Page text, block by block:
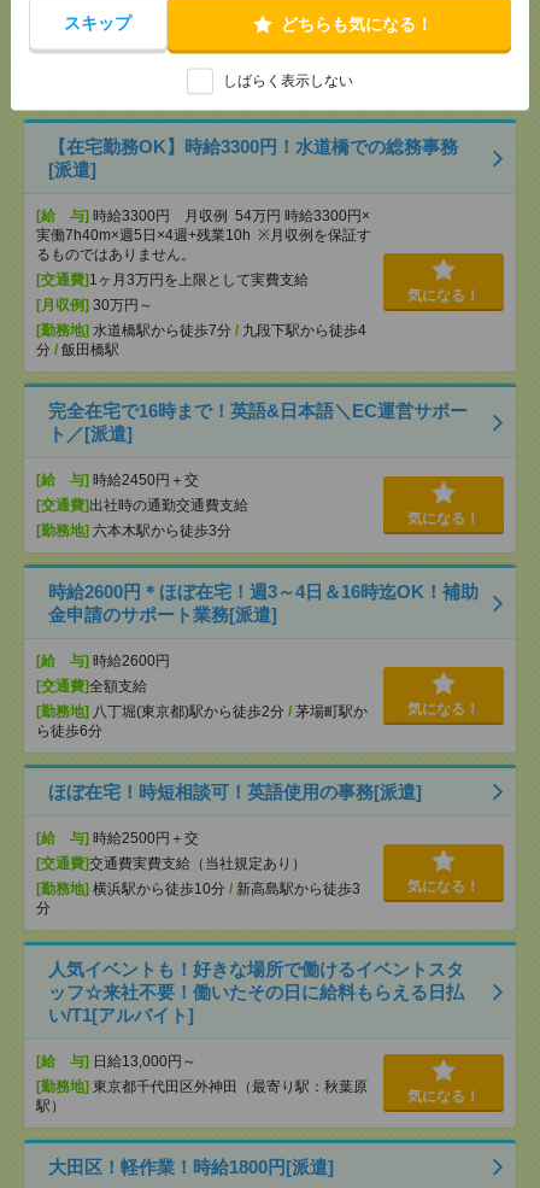
スキップ どちらも気になる！
しばらく表示しない
[交通費]1ヶ月3万円を上限として実費支給
新日本橋駅から徒歩3分
気になる！
【在宅勤務OK】時給3300円！水道橋での総務事務
[派遣]
[給 与] 時給3300円 月収例 54万円 時給3300円×
実働7h40m×週5日×4週+残業10h ※月収例を保証す
るものではありません。
[交通費]1ヶ月3万円を上限として実費支給
[月収例] 30万円～
[勤務地] 水道橋駅から徒歩7分 / 九段下駅から徒歩4
分 / 飯田橋駅
気になる！
完全在宅で16時まで！英語&日本語＼EC運営サポー
ト／[派遣]
[給 与] 時給2450円＋交
[交通費]出社時の通勤交通費支給
[勤務地] 六本木駅から徒歩3分
気になる！
時給2600円＊ほぼ在宅！週3～4日＆16時迄OK！補助
金申請のサポート業務[派遣]
[給 与] 時給2600円
[交通費]全額支給
[勤務地] 八丁堀(東京都)駅から徒歩2分 / 茅場町駅か
ら徒歩6分
気になる！
ほぼ在宅！時短相談可！英語使用の事務[派遣]
[給 与] 時給2500円＋交
[交通費]交通費実費支給（当社規定あり）
[勤務地] 横浜駅から徒歩10分 / 新高島駅から徒歩3
分
気になる！
人気イベントも！好きな場所で働けるイベントスタ
ッフ☆来社不要！働いたその日に給料もらえる日払
い/T1[アルバイト]
[給 与] 日給13,000円～
[勤務地] 東京都千代田区外神田（最寄り駅：秋葉原
駅）
気になる！
大田区！軽作業！時給1800円[派遣]